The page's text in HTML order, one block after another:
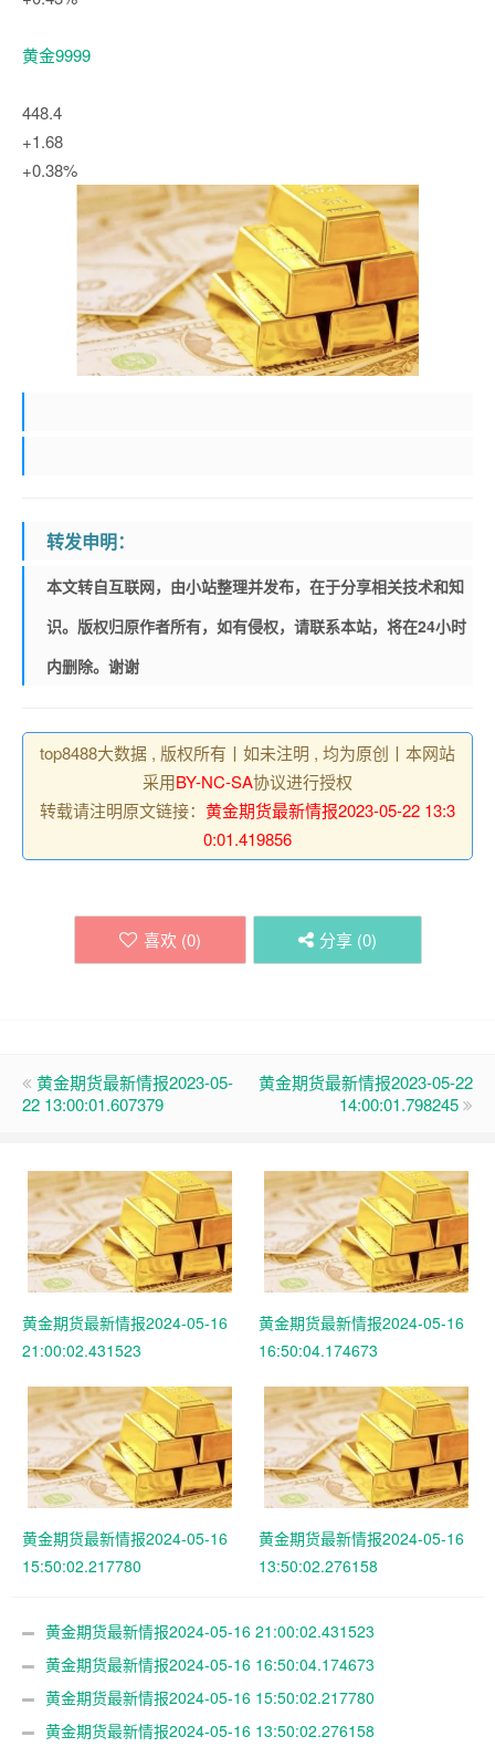
黄金9999
448.4
+1.68
+0.38%
转发申明：
本文转自互联网，由小站整理并发布，在于分享相关技术和知
识。版权归原作者所有，如有侵权，请联系本站，将在24小时
内删除。谢谢
top8488大数据 , 版权所有丨如未注明 , 均为原创丨本网站
采用BY-NC-SA协议进行授权
转载请注明原文链接： 黄金期货最新情报2023-05-22 13:3
0:01.419856
喜欢 (0) 分享 (0)
黄金期货最新情报2023-05-
22 13:00:01.607379
黄金期货最新情报2023-05-22
14:00:01.798245
黄金期货最新情报2024-05-16
21:00:02.431523
黄金期货最新情报2024-05-16
16:50:04.174673
黄金期货最新情报2024-05-16
15:50:02.217780
黄金期货最新情报2024-05-16
13:50:02.276158
黄金期货最新情报2024-05-16 21:00:02.431523
黄金期货最新情报2024-05-16 16:50:04.174673
黄金期货最新情报2024-05-16 15:50:02.217780
黄金期货最新情报2024-05-16 13:50:02.276158